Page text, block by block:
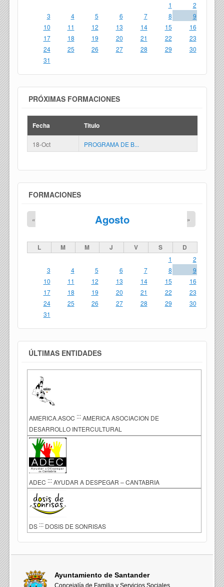
1
2
3
4 5 6 7 8
9
10
11 12 13 14 15
16
17
18 19 20 21 22
23
24
25 26 27 28 29
30
31
PRÓXIMAS FORMACIONES
Fecha Titulo
18-Oct PROGRAMA DE B...
FORMACIONES
Agosto
« »
L M M J V S D
1
2
3
4 5 6 7 8
9
10
11 12 13 14 15
16
17
18 19 20 21 22
23
24
25 26 27 28 29
30
31
ÚLTIMAS ENTIDADES
AMERICA.ASOC ::: AMERICA ASOCIACION DE
DESARROLLO INTERCULTURAL
ADEC ::: AYUDAR A DESPEGAR – CANTABRIA
DS ::: DOSIS DE SONRISAS
Ayuntamiento de Santander
Concejalía de Familia y Servicios Sociales